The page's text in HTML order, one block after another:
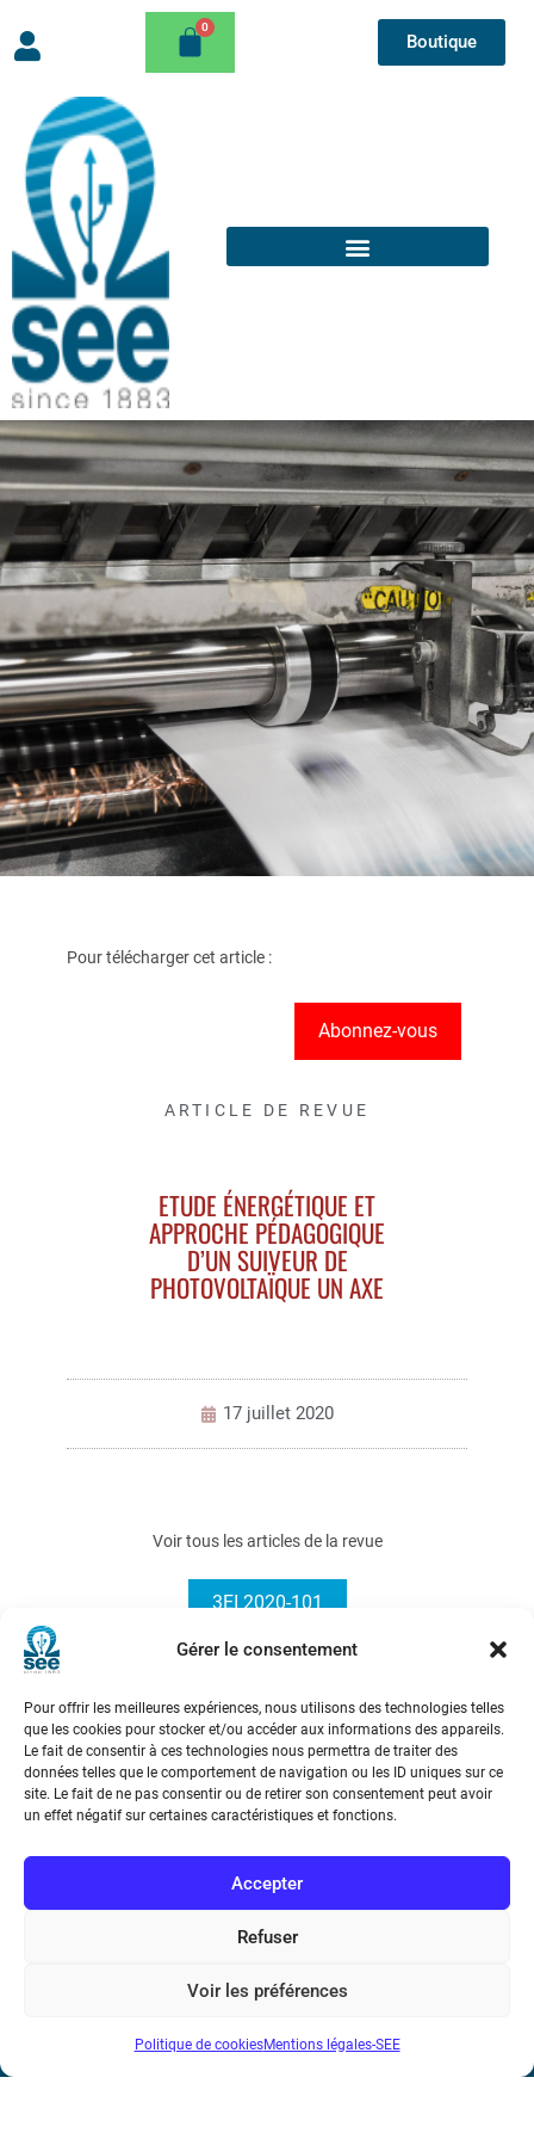
Gérer le consentement
Pour offrir les meilleures expériences, nous utilisons des technologies telles
que les cookies pour stocker et/ou accéder aux informations des appareils.
Le fait de consentir à ces technologies nous permettra de traiter des
données telles que le comportement de navigation ou les ID uniques sur ce
site. Le fait de ne pas consentir ou de retirer son consentement peut avoir
un effet négatif sur certaines caractéristiques et fonctions.
Accepter
Refuser
Voir les préférences
Politique de cookiesMentions légales-SEE
Boutique
Pour télécharger cet article :
Abonnez-vous
ARTICLE DE REVUE
ETUDE ÉNERGÉTIQUE ET
APPROCHE PÉDAGOGIQUE
D’UN SUIVEUR DE
PHOTOVOLTAÏQUE UN AXE
17 juillet 2020
Voir tous les articles de la revue
3EI 2020-101
Société de l’Electricité, de l’Electronique et des Technologies
75116 Paris
Téléphone : (+33) 1 56 90 37 17
N° de SIREN : 785 393 232, Code APE : 9412Z TVA intra-